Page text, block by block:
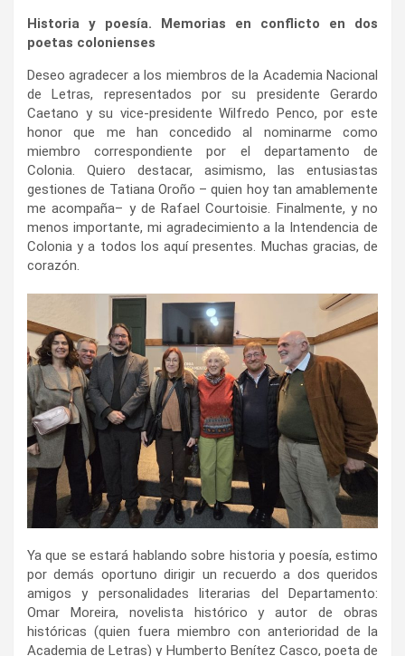
Historia y poesía. Memorias en conflicto en dos
poetas colonienses
Deseo agradecer a los miembros de la Academia Nacional
de Letras, representados por su presidente Gerardo
Caetano y su vice-presidente Wilfredo Penco, por este
honor que me han concedido al nominarme como
miembro correspondiente por el departamento de
Colonia. Quiero destacar, asimismo, las entusiastas
gestiones de Tatiana Oroño – quien hoy tan amablemente
me acompaña– y de Rafael Courtoisie. Finalmente, y no
menos importante, mi agradecimiento a la Intendencia de
Colonia y a todos los aquí presentes. Muchas gracias, de
corazón.
Ya que se estará hablando sobre historia y poesía, estimo
por demás oportuno dirigir un recuerdo a dos queridos
amigos y personalidades literarias del Departamento:
Omar Moreira, novelista histórico y autor de obras
históricas (quien fuera miembro con anterioridad de la
Academia de Letras) y Humberto Benítez Casco, poeta de